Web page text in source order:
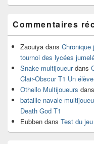
Commentaires
Zaouiya dans
tournoi des lycées
Snake multijoueurdans
Clair-Obscur T1 Un
Othello Multijoueurs dans
bataille navale
Death God T1
Eubben dans Test du